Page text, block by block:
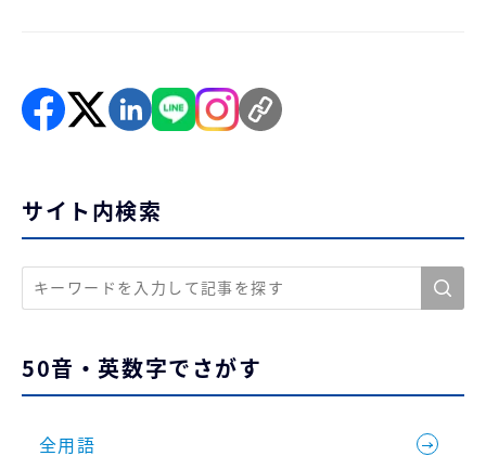
WEBプラス
サイト内検索
50音・英数字でさがす
全用語